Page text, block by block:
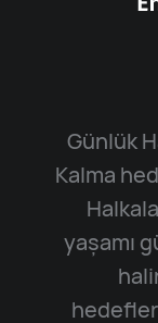
Günlük
Kalma
yaşamı